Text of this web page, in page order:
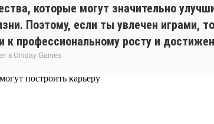
которые могут значительно
Поэтому, если ты увлечен играми,
профессиональному росту и
в Uniday Games